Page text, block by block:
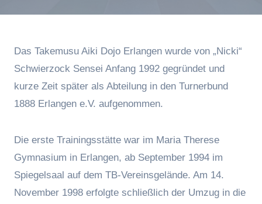
Das Takemusu Aiki Dojo Erlangen wurde von „Nicki“
Schwierzock Sensei Anfang 1992 gegründet und
kurze Zeit später als Abteilung in den Turnerbund
1888 Erlangen e.V. aufgenommen.
Die erste Trainingsstätte war im Maria Therese
Gymnasium in Erlangen, ab September 1994 im
Spiegelsaal auf dem TB-Vereinsgelände. Am 14.
November 1998 erfolgte schließlich der Umzug in die